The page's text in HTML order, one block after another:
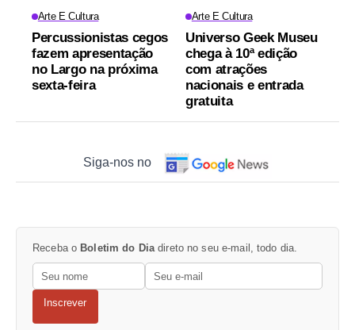
Arte E Cultura
Percussionistas cegos
fazem apresentação
no Largo na próxima
sexta-feira
Arte E Cultura
Universo Geek Museu
chega à 10ª edição
com atrações
nacionais e entrada
gratuita
Siga-nos no
Receba o Boletim do Dia direto no seu e-mail, todo dia.
Inscrever